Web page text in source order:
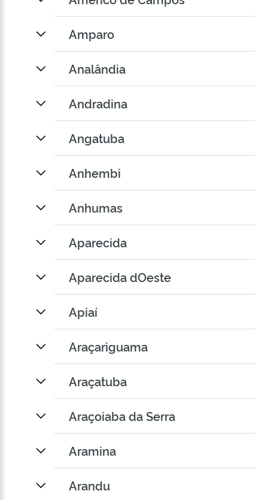
Amparo
Analândia
Andradina
Angatuba
Anhembi
Anhumas
Aparecida
Aparecida dOeste
Apiaí
Araçariguama
Araçatuba
Araçoiaba da Serra
Aramina
Arandu